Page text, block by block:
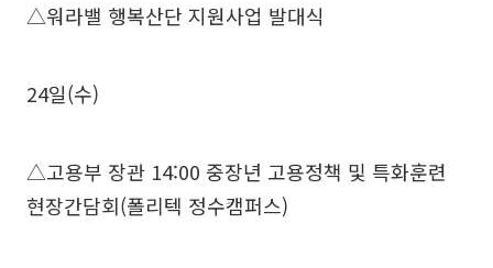
△워라밸 행복산단 지원사업 발대식
24일(수)
△고용부 장관 14:00 중장년 고용정책 및 특화훈련
현장간담회(폴리텍 정수캠퍼스)